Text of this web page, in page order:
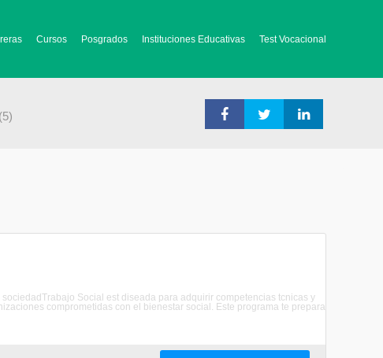
Cursos Posgrados Instituciones Educativas Test Vocacional
(5)
Social est diseada para adquirir competencias tcnicas y
comprometidas con el bienestar social. Este programa te prepara